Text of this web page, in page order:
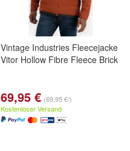
Vintage Industries Fleecejacke
Vitor Hollow Fibre Fleece Brick
69,95 € (69,95 €/)
Kostenloser Versand